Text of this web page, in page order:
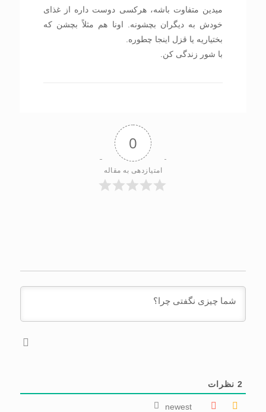
میدین متفاوت باشه، هرکسی دوست داره از غذای
خودش به دیگران بچشونه. اونا هم مثلاً بچشن که
بختیاریه یا قزل اینجا چطوره.
با شور زندگی کن.
0
امتیازدهی به مقاله
2 نظرات
newest